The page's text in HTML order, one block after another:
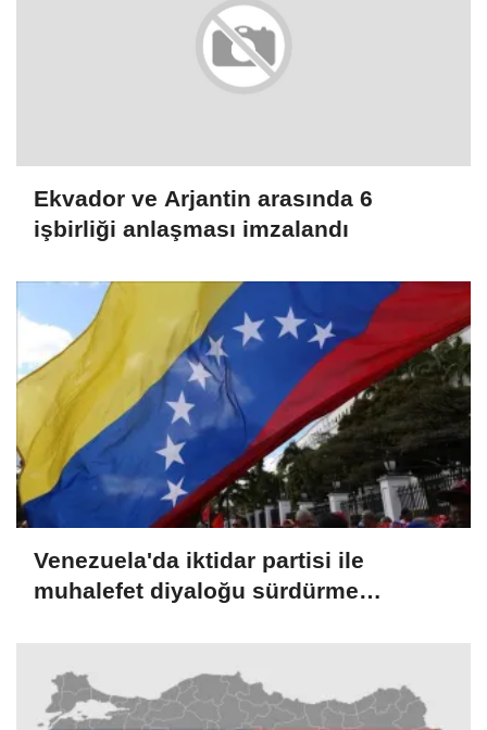
Ekvador ve Arjantin arasında 6
işbirliği anlaşması imzalandı
Venezuela'da iktidar partisi ile
muhalefet diyaloğu sürdürme